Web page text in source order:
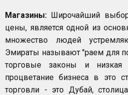
Магазины: Широчайший
цены, является одной из
множество людей
Эмираты называют "раем для
торговые законы и низкая
процветание бизнеса в это
торговли - это Дубай,